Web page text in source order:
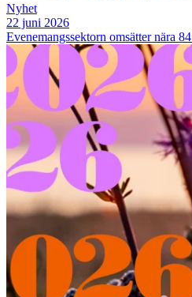
Nyhet
22 juni 2026
Evenemangssektorn omsätter nära